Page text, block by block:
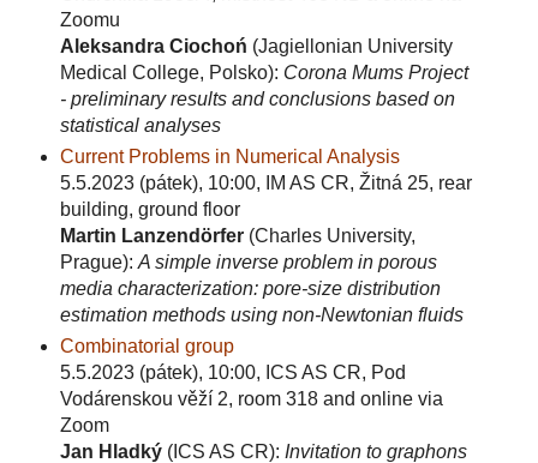
Zoomu
Aleksandra Ciochoń (Jagiellonian University
Medical College, Polsko): Corona Mums Project
- preliminary results and conclusions based on
statistical analyses
Current Problems in Numerical Analysis
5.5.2023 (pátek), 10:00, IM AS CR, Žitná 25, rear
building, ground floor
Martin Lanzendörfer(Charles University,
Prague): A simple inverse problem in porous
media characterization: pore-size distribution
estimation methods using non-Newtonian fluids
Combinatorial group
5.5.2023 (pátek), 10:00, ICS AS CR, Pod
Vodárenskou věží 2, room 318 and online via
Zoom
Jan Hladký(ICS AS CR): Invitation to graphons